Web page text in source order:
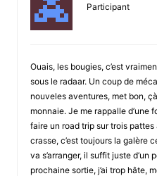
Participant
Ouais, les bougies, c’est
sous le radaar. Un coup de
nouveles aventures, met bon,
monnaie. Je me rappalle d’une
faire un road trip sur trois pattes
crasse, c’est toujours la galère
va s’arranger, il suffit juste d’un
prochaine sortie, j’ai trop hâte,